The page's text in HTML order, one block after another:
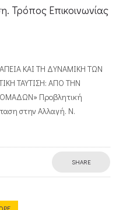
Τρόπος Επικοινωνίας
ΚΑΙ ΤΗ ΔΥΝΑΜΙΚΗ ΤΩΝ
ΤΑΥΤΙΣΗ: ΑΠΟ ΤΗΝ
Προβλητική
στην Αλλαγή. Ν.
SHARE